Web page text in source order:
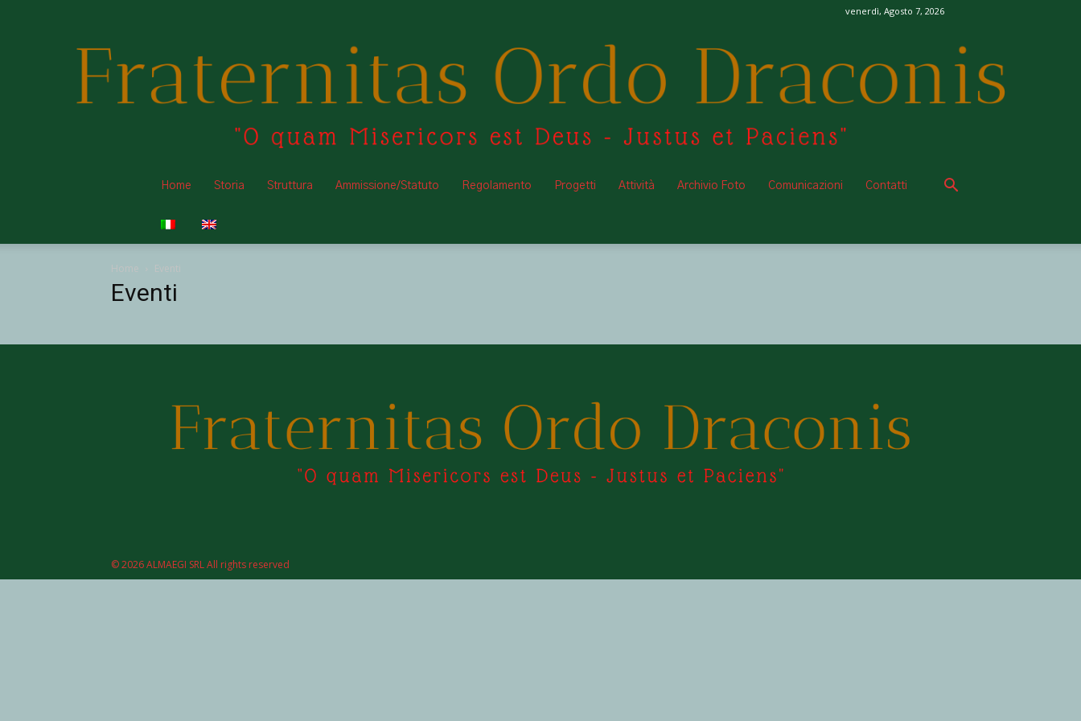
venerdì, Agosto 7, 2026
Home Storia Struttura Ammissione/Statuto Regolamento Progetti Attività Archivio Foto Comunicazioni Contatti
Home Eventi
Eventi
© 2026 ALMAEGI SRL All rights reserved